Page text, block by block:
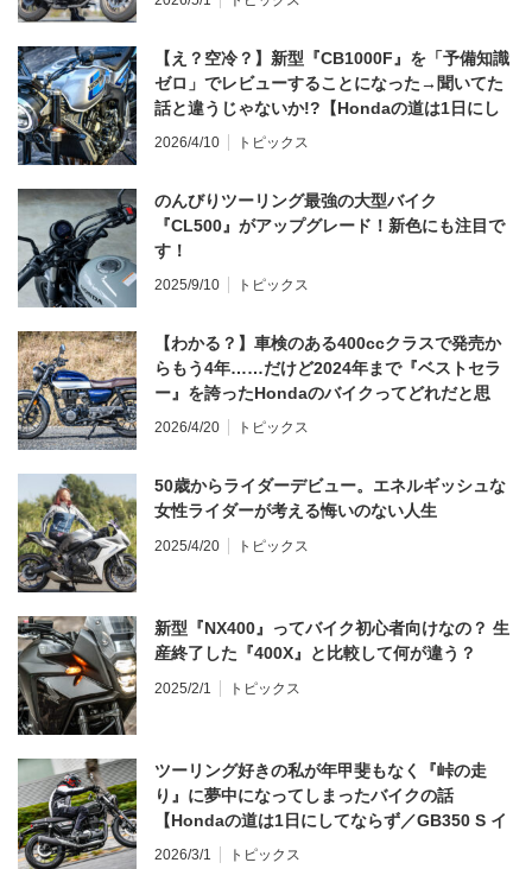
【え？空冷？】新型『CB1000F』を「予備知識
ゼロ」でレビューすることになった→聞いてた
話と違うじゃないか!?【Hondaの道は1日にし
てならず／CB1000F ①第一印象 編】
2026/4/10 トピックス
のんびりツーリング最強の大型バイク
『CL500』がアップグレード！新色にも注目で
す！
2025/9/10 トピックス
【わかる？】車検のある400ccクラスで発売か
らもう4年……だけど2024年まで『ベストセラ
ー』を誇ったHondaのバイクってどれだと思
う？
2026/4/20 トピックス
50歳からライダーデビュー。エネルギッシュな
女性ライダーが考える悔いのない人生
2025/4/20 トピックス
新型『NX400』ってバイク初心者向けなの？ 生
産終了した『400X』と比較して何が違う？
2025/2/1 トピックス
ツーリング好きの私が年甲斐もなく『峠の走
り』に夢中になってしまったバイクの話
【Hondaの道は1日にしてならず／GB350 S イ
ンプレ・レビュー 前編】
2026/3/1 トピックス